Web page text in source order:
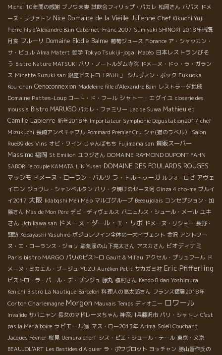
Michel 10年間の感謝 ブノワ夫妻 試飲会フィリップ・パカレ 松岡さん ババス ドメ
ーヌ・リヴァトン Nice Domaine de la Vieille Julienne Chef Kikuchi Yuji
Pierre fils d'Alexandre Bain Cabernet-Franc 2007 Sumiyaki SHINORI 2018年皆既
月食 フルーリ Domaine Elodie Balme 葡萄ジュース Florance ア・シャッカン・
サ・ビュル Alma Matert 哲学 Tokyo Tsukiji-jogai Macéo 日本レストランびそ
う Bistro Nature MATSUKI パリ・ノートルダム寺院 ドメーヌ・ドゥ・ラ・ガラン
ス Minette Suzuki san 銀座ビストロ「PAUL」 シルヴァン・ボック Fukuoka
Kou-chan Oenoconnexion Madeleine fille d'Alexandre Bain レストラーダ地域
Domaine Pattes-Loup コート・ド・フール シャトー・エグイユ closerie des
moussis Bistro MARUGO パカレ・ファミリー Lac de Suwa Mathieu et
Camille Lapierre 新年2018年 Importateur Symphonie Dégustation2017 chef
Mizukuchi 長崎アンペキャブル Pommard Premier Cru シャ(猫のラベル）
Salon
Rue89 des Vins オビ・ワイン じゃんぼもち Fujimama san 質販スーパー
Massimo 福岡 St Emilion ユウジさん DOMAINE RAYMOND DUPONT FAHN
SABORI le couple KAMATA LIN Yusen DOMAINE DES FOULARDS ROUGES
マッシモ ドメーヌ・ローラン・バルツ ラ・トルトゥーガ ルフォーロゼ アヴェ
イロン ジュヴレ・シャンべルタン パリ・夕焼けのセーヌ河 Ginza 4 cho-me ブルイ
イ2017 大阪 Iidabqshi Méli Mélo マルゴグループ Beeaujolais コンセプション・加
藤さん Mas de Mon Père デビ・ディヴェルス バニュルス・シュール・メール ユキ
さん Uchikawa san ドメーヌ・ダール・エ・リボ ドメーヌ・リショー 長野・
諏訪 Kobayashi Yasuhiro ボジョレワイン全体の一大イヴェント 金沢 アントワー
ヌ・エ・ローランス・ジョリ 彫刻家の山下亮太さん アスカさん ビオディナミ
Paris bistro MARGO パリのビストロ Gault & Millau アクセル・プリュフール ド
メーヌ・ミカエル・ブージュ YUZU Aurélien Petit サカガミ社 Eric Pfifferling
ビストロ・ラ・パール・デ・ザンジュ 藤丸 植村さん Kendo 8 dan Yoshimura
Kenichi Bistro La Nautique Barcelon 料理人の高太郎さん フランス猛暑2018年
Corton Charlemagne Morgon Mauvais Temps ディオニー ロワール
Invalide サバニャン 長女のマドレーヌちゃん 神奈川県藤沢市 パリ・シャトレ C'est
pas la Mer à boire ラピエール家 マス・ロー2013年 Arima Soleil Couchant
Jacques Février 桜見 Uemura cherf シス・ピエ・シュール・テール 東京・文京
BEAUJOL'ART Les Bastides d'Alquier ラ・ポワヴロット ヨッチャン 勝山晋作氏の